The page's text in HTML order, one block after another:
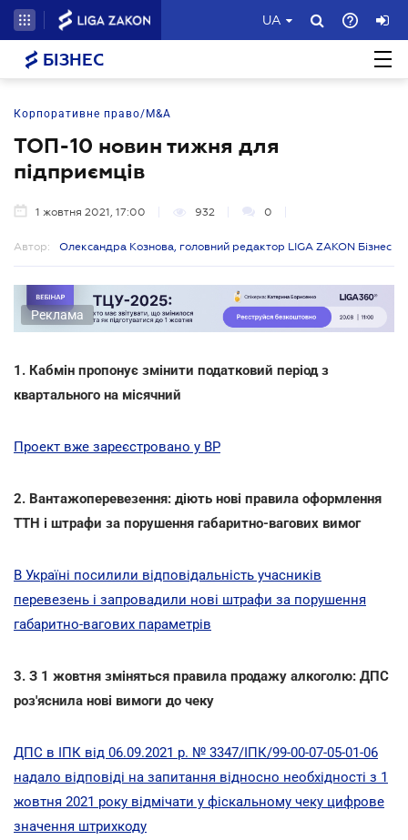
UA
БІЗНЕС
Корпоративне право/M&A
ТОП-10 новин тижня для
підприємців
1 жовтня 2021, 17:00 932 0
Автор: Олександра Кознова, головний редактор LIGA ZAKON Бізнес
Реклама
1. Кабмін пропонує змінити податковий період з
квартального на місячний
Проект вже зареєстровано у ВР
2. Вантажоперевезення: діють нові правила оформлення
ТТН і штрафи за порушення габаритно-вагових вимог
В Україні посилили відповідальність учасників
перевезень і запровадили нові штрафи за порушення
габаритно-вагових параметрів
3. З 1 жовтня зміняться правила продажу алкоголю: ДПС
роз'яснила нові вимоги до чеку
ДПС в ІПК від 06.09.2021 р. № 3347/ІПК/99-00-07-05-01-06
надало відповіді на запитання відносно необхідності з 1
жовтня 2021 року відмічати у фіскальному чеку цифрове
значення штрихкоду